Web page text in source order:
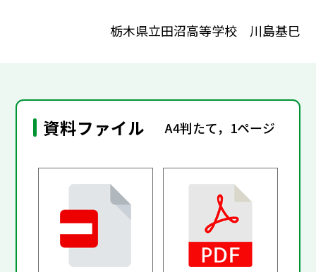
栃木県立田沼高等学校 川島基巳
資料ファイル A4判たて，1ページ